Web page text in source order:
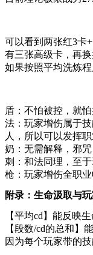
可以看到两张红3卡
有三张高级卡，再
如果按照平均洗炼程
盾：不怕被控，就
法：玩家增伤属于
人，所以可以发挥
奶：无需解释，邪
刺：和法同理，至
枪：玩家增伤全职
附录：生命汲取与
【平均cd】能反映
【段数/cd的总和】
因为每个玩家带的